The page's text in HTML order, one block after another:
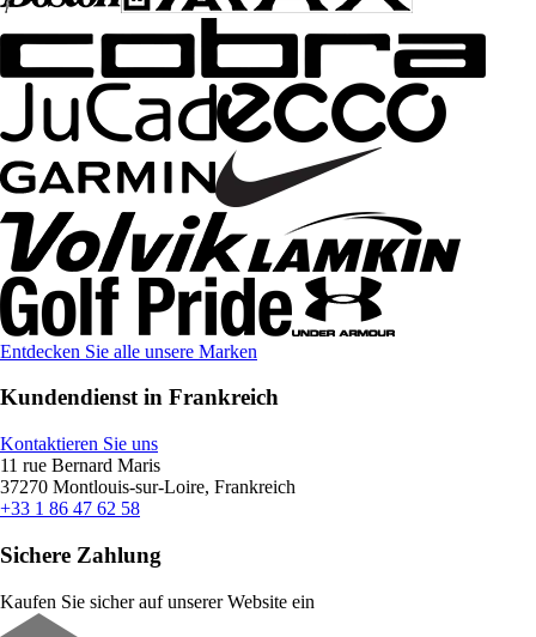
Entdecken Sie alle unsere Marken
Kundendienst in Frankreich
Kontaktieren Sie uns
11 rue Bernard Maris
37270 Montlouis-sur-Loire, Frankreich
+33 1 86 47 62 58
Sichere Zahlung
Kaufen Sie sicher auf unserer Website ein